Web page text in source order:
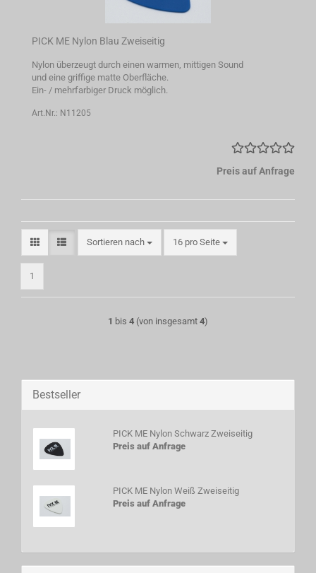
PICK ME Nylon Blau Zweiseitig
Nylon überzeugt durch einen warmen, mittigen Sound
und eine griffige matte Oberfläche.
Ein- / mehrfarbiger Druck möglich.
Art.Nr.: N11205
Preis auf Anfrage
Sortieren nach
Sortieren nach 16 pro Seite
pro Seite
1
1 bis 4 (von insgesamt 4)
Bestseller
PICK ME Nylon Schwarz Zweiseitig
Preis auf Anfrage
PICK ME Nylon Weiß Zweiseitig
Preis auf Anfrage